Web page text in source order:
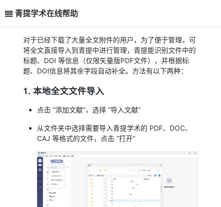
青提学术在线帮助
对于已经下载了大量全文附件的用户，为了便于管理，可
将全文直接导入到青提中进行管理，青提能识别文件中的
标题、DOI 等信息（仅限矢量版PDF文件），并根据标
题、DOI信息将其余字段自动补全。方法有以下两种：
1. 本地全文文件导入
点击 “添加文献”，选择 “导入文献”
从文件夹中选择需要导入青提学术的 PDF、DOC、
CAJ 等格式的文件，点击 “打开”